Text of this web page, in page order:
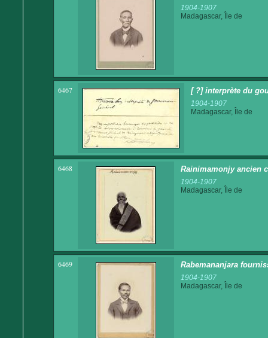
1904-1907
Madagascar, Île de
6467 [ ?] interprète du
1904-1907
Madagascar, Île de
6468 Rainimamonjy ancien
1904-1907
Madagascar, Île de
6469 Rabemananjara
1904-1907
Madagascar, Île de